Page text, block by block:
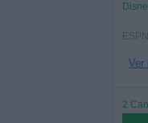
ESPN
Ver
2